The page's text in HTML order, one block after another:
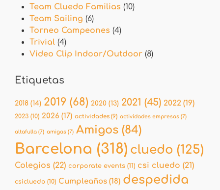
Team Cluedo Familias (10)
Team Sailing (6)
Torneo Campeones (4)
Trivial (4)
Video Clip Indoor/Outdoor (8)
Etiquetas
2018 (14) 2019 (68) 2020 (13) 2021 (45) 2022 (19)
2023 (10) 2026 (17) actividades (9) actividades empresas (7)
altafulla (7) amigas (7) Amigos (84)
Barcelona (318) cluedo (125)
Colegios (22) corporate events (11) csi cluedo (21)
csicluedo (10) Cumpleaños (18) despedida